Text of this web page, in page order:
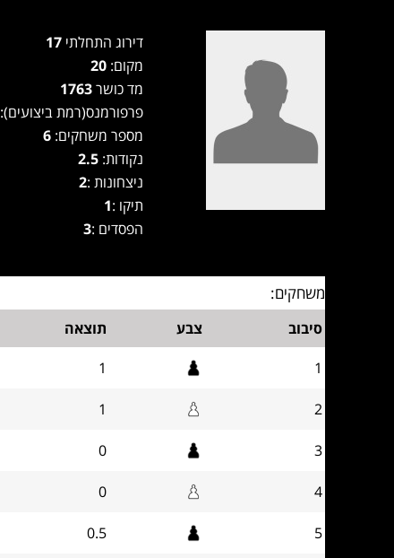
דירוג התחלתי 17
מקום: 20
מד כושר1763
פרפורמנס(רמת ביצועים):
מספר משחקים: 6
נקודות:2.5
ניצחונות :2
תיקו :1
הפסדים :3
משחקים:
סיבוב צבע תוצאה
1
1
2
1
3
0
4
0
5
0.5